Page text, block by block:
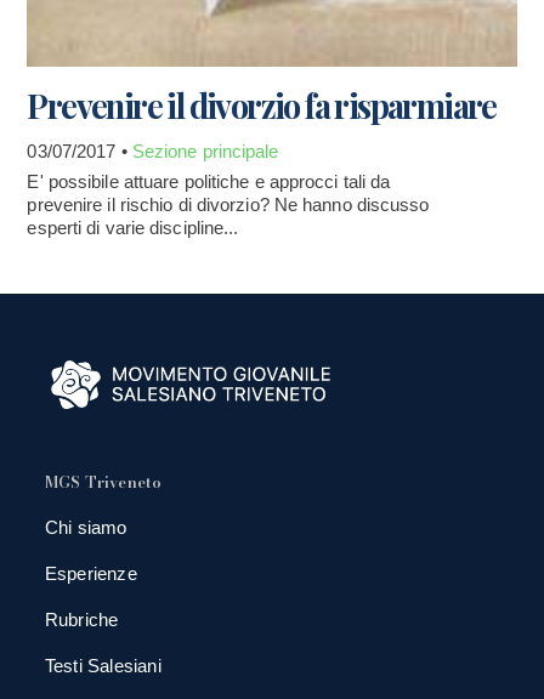
Prevenire il divorzio fa risparmiare
03/07/2017 • Sezione principale
E' possibile attuare politiche e approcci tali da
prevenire il rischio di divorzio? Ne hanno discusso
esperti di varie discipline...
MGS Triveneto
Chi siamo
Esperienze
Rubriche
Testi Salesiani